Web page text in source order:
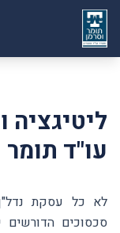
ליטיגציה
עו"ד
לא כל עסקת
סכסוכים